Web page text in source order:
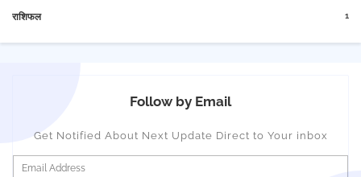
राशिफल 1
Follow by Email
Get Notified About Next Update Direct to Your inbox